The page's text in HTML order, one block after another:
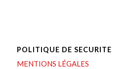
POLITIQUE DE SECURITE
MENTIONS LÉGALES